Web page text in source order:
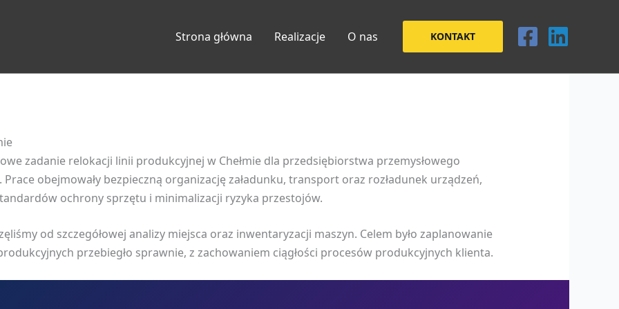
Strona główna Realizacje O nas KONTAKT
zadanie relokacji linii produkcyjnej w Chełmie dla przedsiębiorstwa przemysłowego
obejmowały bezpieczną organizację załadunku, transport oraz rozładunek urządzeń,
ochrony sprzętu i minimalizacji ryzyka przestojów.
od szczegółowej analizy miejsca oraz inwentaryzacji maszyn. Celem było zaplanowanie
przebiegło sprawnie, z zachowaniem ciągłości procesów produkcyjnych klienta.